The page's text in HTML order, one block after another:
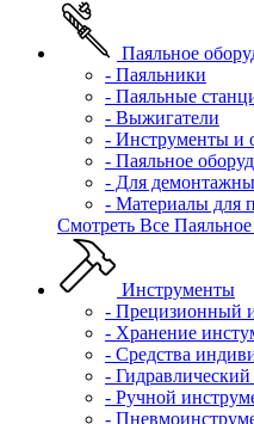
Паяльное
- Паяльники
- Паяльные
- Выжигатели
- Инструменты и
- Паяльное
- Для
- Материалы для
Смотреть Все
Инструменты
- Прецизионный
- Хранение
- Средства
-
- Ручной
-